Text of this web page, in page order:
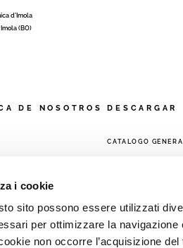
i cookie
sito possono essere utilizzati
per ottimizzare la
non occorre l’acquisizione
d’Imola
(BO)
DE NOSOTROS DESCARGAR
CATALOGO